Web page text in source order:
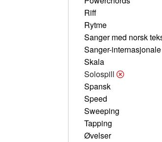
Riff
Rytme
Sanger med norsk
Sanger-internasjonale
Skala
Solospill
Spansk
Speed
Sweeping
Tapping
Øvelser